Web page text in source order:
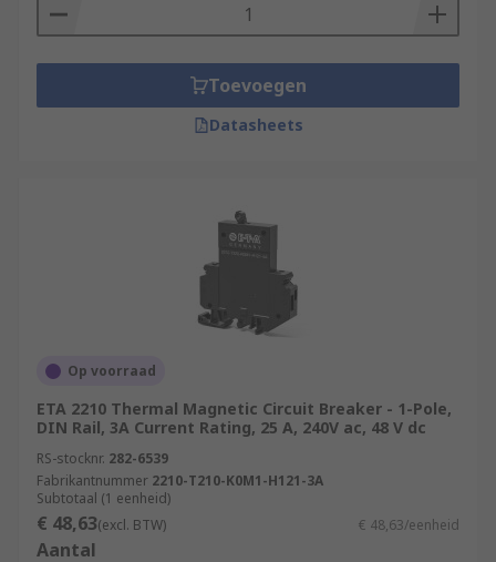
Toevoegen
Datasheets
Op voorraad
ETA 2210 Thermal Magnetic Circuit Breaker - 1-Pole,
DIN Rail, 3A Current Rating, 25 A, 240V ac, 48 V dc
RS-stocknr. 282-6539
Fabrikantnummer 2210-T210-K0M1-H121-3A
Subtotaal (1 eenheid)
€ 48,63(excl. BTW) € 48,63/eenheid
Aantal